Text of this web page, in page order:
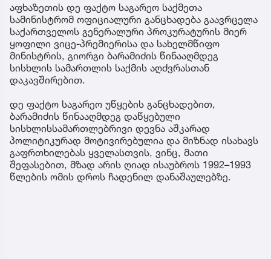
აფხაზეთის დე ფაქტო საგარეო საქმეთა
სამინისტრომ ოფიციალური განცხადება გაავრცელა
საქართველოს გენერალური პროკურატურის მიერ
ყოფილი ვიცე-პრემიერისა და სახელმწიფო
მინისტრის, გიორგი ბარამიძის წინააღმდეგ
სისხლის სამართლის საქმის აღძვრასთან
დაკავშირებით.
დე ფაქტო საგარეო უწყების განცხადებით,
ბარამიძის წინააღმდეგ დაწყებული
სისხლისსამართლებრივი დევნა აშკარად
პოლიტიკურად მოტივირებულია და მიზნად ისახავს
გაფრთხილებას ყველასთვის, ვინც, მათი
შეფასებით, მზად არის ღიად ისაუბროს 1992–1993
წლების ომის დროს ჩადენილ დანაშაულებზე.